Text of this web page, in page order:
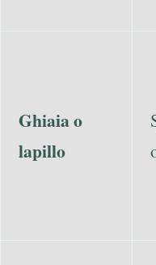
Ghiaia o
lapillo